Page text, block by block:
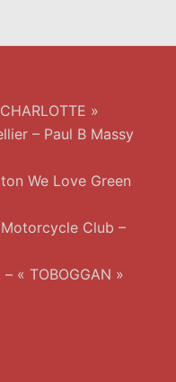
»
– Paul B Massy
We Love Green
Club –
« TOBOGGAN »